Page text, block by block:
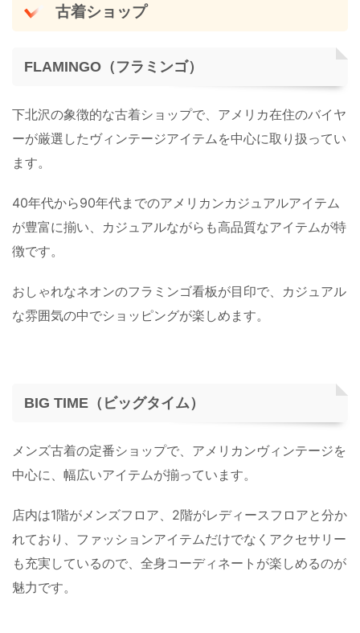
古着ショップ
FLAMINGO（フラミンゴ）
下北沢の象徴的な古着ショップで、アメリカ在住のバイヤ
ーが厳選したヴィンテージアイテムを中心に取り扱ってい
ます。
40年代から90年代までのアメリカンカジュアルアイテム
が豊富に揃い、カジュアルながらも高品質なアイテムが特
徴です。
おしゃれなネオンのフラミンゴ看板が目印で、カジュアル
な雰囲気の中でショッピングが楽しめます。
BIG TIME（ビッグタイム）
メンズ古着の定番ショップで、アメリカンヴィンテージを
中心に、幅広いアイテムが揃っています。
店内は1階がメンズフロア、2階がレディースフロアと分か
れており、ファッションアイテムだけでなくアクセサリー
も充実しているので、全身コーディネートが楽しめるのが
魅力です。